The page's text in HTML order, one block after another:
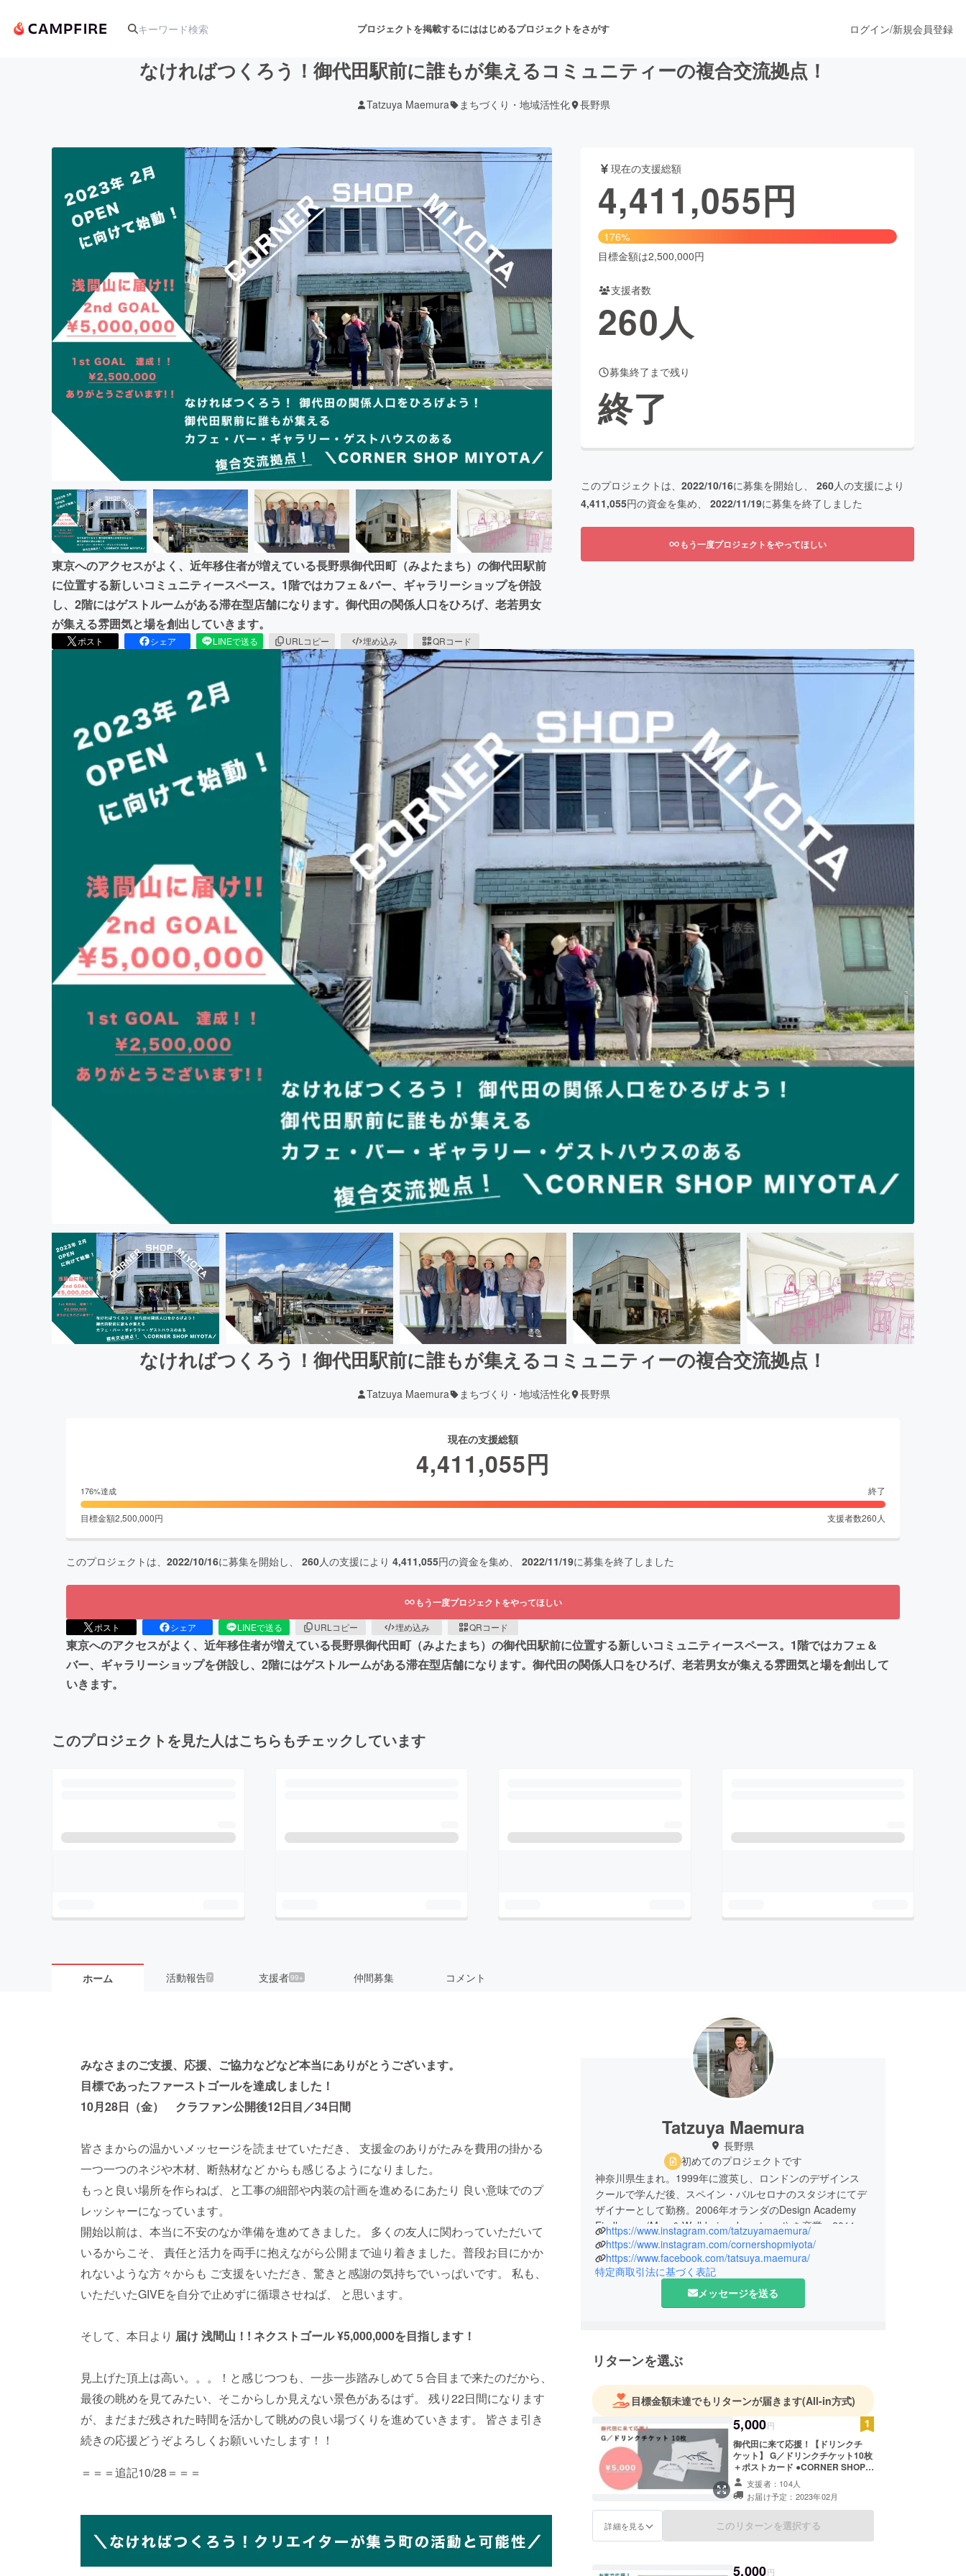
プロジェクトを掲載するにははじめるプロジェクトをさがす
アート・写真 舞台・パフォーマンス
テクノロジー・ガジェット ゲーム・サービス開発 ファッション
映像・映画 書籍・雑誌出版 アニメ・漫画
ビジネス・起業 チャレンジ ビューティー・ヘルスケア
まちづくり・地域活性化
CAMPFIRE for Social GoodCAMPFIRE Creation
CAMPFIREふるさと納税
ログイン/新規会員登録
なければつくろう！御代田駅前に誰もが集えるコミュニティーの複合交流拠点！
Tatzuya Maemura まちづくり・地域活性化 長野県
東京へのアクセスがよく、近年移住者が増えている長野県御代田町（みよたまち）の御代田駅前
に位置する新しいコミュニティースペース。1階ではカフェ＆バー、ギャラリーショップを併設
し、2階にはゲストルームがある滞在型店舗になります。御代田の関係人口をひろげ、老若男女
が集える雰囲気と場を創出していきます。
ポスト シェア LINEで送る URLコピー 埋め込み QRコード
現在の支援総額
4,411,055円
176%
目標金額は2,500,000円
支援者数
260人
募集終了まで残り
終了
このプロジェクトは、 2022/10/16に募集を開始し、 260人の支援により
4,411,055円の資金を集め、 2022/11/19に募集を終了しました
もう一度プロジェクトをやってほしい
なければつくろう！御代田駅前に誰もが集えるコミュニティーの複合交流拠点！
Tatzuya Maemura まちづくり・地域活性化 長野県
現在の支援総額
4,411,055円
176%達成 終了
目標金額2,500,000円 支援者数260 人
このプロジェクトは、 2022/10/16に募集を開始し、 260人の支援により 4,411,055円の資金を集め、 2022/11/19に募集を終了しました
もう一度プロジェクトをやってほしい
ポスト シェア LINEで送る URLコピー 埋め込み QRコード
東京へのアクセスがよく、近年移住者が増えている長野県御代田町（みよたまち）の御代田駅前に位置する新しいコミュニティースペース。1階ではカフェ＆
バー、ギャラリーショップを併設し、2階にはゲストルームがある滞在型店舗になります。御代田の関係人口をひろげ、老若男女が集える雰囲気と場を創出して
いきます。
このプロジェクトを見た人はこちらもチェックしています
ホーム 活動報告7 支援者99+ 仲間募集 コメント
みなさまのご支援、応援、ご協力などなど本当にありがとうございます。
目標であったファーストゴールを達成しました！
10月28日（金） クラファン公開後12日目／34日間
皆さまからの温かいメッセージを読ませていただき、 支援金のありがたみを費用の掛かる
一つ一つのネジや木材、断熱材など からも感じるようになりました。
もっと良い場所を作らねば、と工事の細部や内装の計画を進めるにあたり 良い意味でのプ
レッシャーになっています。
開始以前は、本当に不安のなか準備を進めてきました。 多くの友人に関わっていただいて
いるからこそ、 責任と活力を両手に抱えながら公開まで辿り着きました。普段お目にかか
れないような方々からも ご支援をいただき、驚きと感謝の気持ちでいっぱいです。 私も、
いただいたGIVEを自分で止めずに循環させねば、 と思います。
そして、本日より 届け 浅間山！! ネクストゴール ¥5,000,000を目指します！
見上げた頂上は高い。。。！と感じつつも、一歩一歩踏みしめて５合目まで来たのだから、
最後の眺めを見てみたい、そこからしか見えない景色があるはず。 残り22日間になります
が、まだまだ残された時間を活かして眺めの良い場づくりを進めていきます。 皆さま引き
続きの応援どうぞよろしくお願いいたします！！
＝＝＝追記10/28＝＝＝
Tatzuya Maemura
長野県
初めてのプロジェクトです
神奈川県生まれ。1999年に渡英し、ロンドンのデザインス
クールで学んだ後、スペイン・バルセロナのスタジオにてデ
ザイナーとして勤務。2006年オランダのDesign Academy
Eindhoven (Man & Well-being department) を卒業。2011年
に三宅デザイン事務所に入社し、三宅一生氏に師事。21_21
DESIGN SIGHTのプログラム・ディレクターとして、主に文
化事業など数々の展覧会を企画。2022年に独立し、デザイン
ディレクションなどの企画やマネージメント事業を展開する
SCALE ONE Inc.を設立。多摩美術大学統合デザイン学科プ
https://www.instagram.com/tatzuyamaemura/
https://www.instagram.com/cornershopmiyota/
https://www.facebook.com/tatsuya.maemura/
特定商取引法に基づく表記
メッセージを送る
リターンを選ぶ
目標金額未達でもリターンが届きます(All-in方式)
5,000円
御代田に来て応援！【ドリンクチ
ケット】 G／ドリンクチケット10枚
＋ポストカード ●CORNER SHOP
MIYOTAと夜営業のPUBLIC HOUSE
御代田で使えるドリンクチケット10
枚です。ドリンクチケット1枚（500
円相当）で、ビールやワインなどの
アルコールまたオリジナルコー
ルワインやボリュームのあるおつみ
支援者：104人
お届け予定：2023年02月
詳細を見る このリターンを選択する
5,000円